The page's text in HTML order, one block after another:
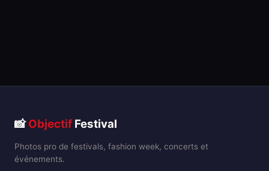
📸Objectif Festival
Photos pro de festivals, fashion week, concerts et
événements.